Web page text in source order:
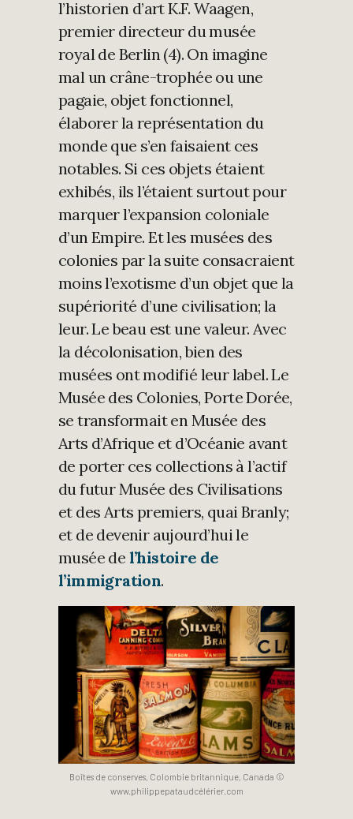
l’historien d’art K.F. Waagen,
premier directeur du musée
royal de Berlin (4). On imagine
mal un crâne-trophée ou une
pagaie, objet fonctionnel,
élaborer la représentation du
monde que s’en faisaient ces
notables. Si ces objets étaient
exhibés, ils l’étaient surtout pour
marquer l’expansion coloniale
d’un Empire. Et les musées des
colonies par la suite consacraient
moins l’exotisme d’un objet que la
supériorité d’une civilisation; la
leur. Le beau est une valeur. Avec
la décolonisation, bien des
musées ont modifié leur label. Le
Musée des Colonies, Porte Dorée,
se transformait en Musée des
Arts d’Afrique et d’Océanie avant
de porter ces collections à l’actif
du futur Musée des Civilisations
et des Arts premiers, quai Branly;
et de devenir aujourd’hui le
musée de l’histoire de
l’immigration.
Boîtes de conserves, Colombie britannique, Canada ©
www.philippepataudcélérier.com